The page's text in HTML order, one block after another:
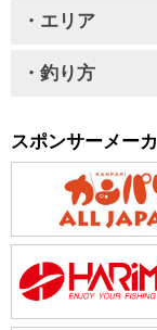
・エリア
・釣り方
スポンサーメーカ